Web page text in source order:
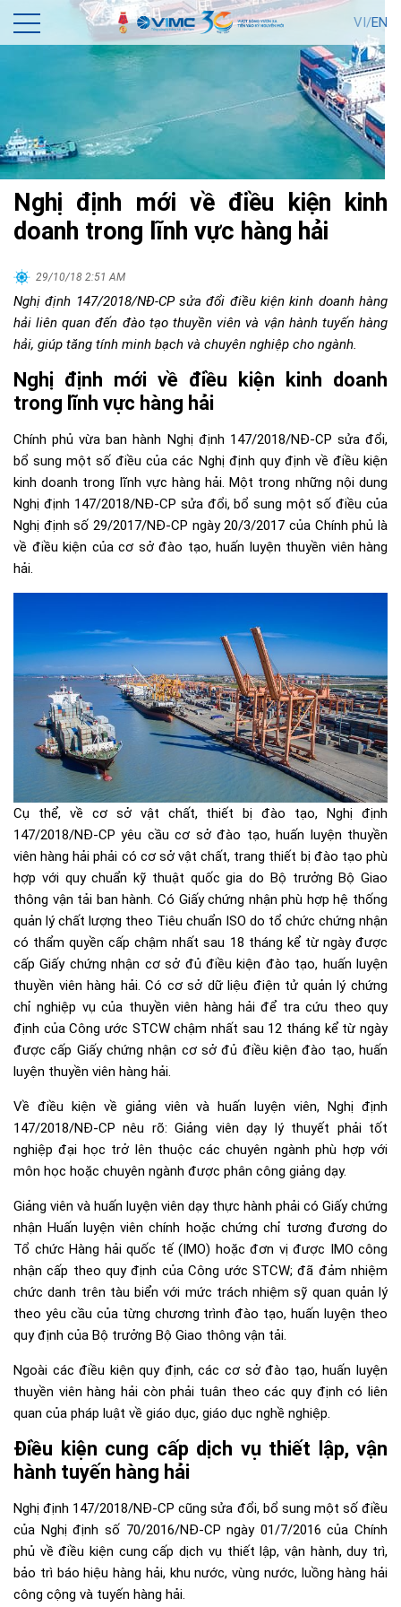
VI/EN
Nghị định mới về điều kiện kinh
doanh trong lĩnh vực hàng hải
29/10/18 2:51 AM
Nghị định 147/2018/NĐ-CP sửa đổi điều kiện kinh doanh hàng
hải liên quan đến đào tạo thuyền viên và vận hành tuyến hàng
hải, giúp tăng tính minh bạch và chuyên nghiệp cho ngành.
Nghị định mới về điều kiện kinh doanh
trong lĩnh vực hàng hải
Chính phủ vừa ban hành Nghị định 147/2018/NĐ-CP sửa đổi,
bổ sung một số điều của các Nghị định quy định về điều kiện
kinh doanh trong lĩnh vực hàng hải. Một trong những nội dung
Nghị định 147/2018/NĐ-CP sửa đổi, bổ sung một số điều của
Nghị định số 29/2017/NĐ-CP ngày 20/3/2017 của Chính phủ là
về điều kiện của cơ sở đào tạo, huấn luyện thuyền viên hàng
hải.
Cụ thể, về cơ sở vật chất, thiết bị đào tạo, Nghị định
147/2018/NĐ-CP yêu cầu cơ sở đào tạo, huấn luyện thuyền
viên hàng hải phải có cơ sở vật chất, trang thiết bị đào tạo phù
hợp với quy chuẩn kỹ thuật quốc gia do Bộ trưởng Bộ Giao
thông vận tải ban hành. Có Giấy chứng nhận phù hợp hệ thống
quản lý chất lượng theo Tiêu chuẩn ISO do tổ chức chứng nhận
có thẩm quyền cấp chậm nhất sau 18 tháng kể từ ngày được
cấp Giấy chứng nhận cơ sở đủ điều kiện đào tạo, huấn luyện
thuyền viên hàng hải. Có cơ sở dữ liệu điện tử quản lý chứng
chỉ nghiệp vụ của thuyền viên hàng hải để tra cứu theo quy
định của Công ước STCW chậm nhất sau 12 tháng kể từ ngày
được cấp Giấy chứng nhận cơ sở đủ điều kiện đào tạo, huấn
luyện thuyền viên hàng hải.
Về điều kiện về giảng viên và huấn luyện viên, Nghị định
147/2018/NĐ-CP nêu rõ: Giảng viên dạy lý thuyết phải tốt
nghiệp đại học trở lên thuộc các chuyên ngành phù hợp với
môn học hoặc chuyên ngành được phân công giảng dạy.
Giảng viên và huấn luyện viên dạy thực hành phải có Giấy chứng
nhận Huấn luyện viên chính hoặc chứng chỉ tương đương do
Tổ chức Hàng hải quốc tế (IMO) hoặc đơn vị được IMO công
nhận cấp theo quy định của Công ước STCW; đã đảm nhiệm
chức danh trên tàu biển với mức trách nhiệm sỹ quan quản lý
theo yêu cầu của từng chương trình đào tạo, huấn luyện theo
quy định của Bộ trưởng Bộ Giao thông vận tải.
Ngoài các điều kiện quy định, các cơ sở đào tạo, huấn luyện
thuyền viên hàng hải còn phải tuân theo các quy định có liên
quan của pháp luật về giáo dục, giáo dục nghề nghiệp.
Điều kiện cung cấp dịch vụ thiết lập, vận
hành tuyến hàng hải
Nghị định 147/2018/NĐ-CP cũng sửa đổi, bổ sung một số điều
của Nghị định số 70/2016/NĐ-CP ngày 01/7/2016 của Chính
phủ về điều kiện cung cấp dịch vụ thiết lập, vận hành, duy trì,
bảo trì báo hiệu hàng hải, khu nước, vùng nước, luồng hàng hải
công cộng và tuyến hàng hải.